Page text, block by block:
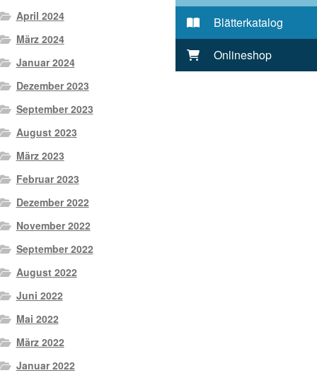
April 2024
März 2024
Januar 2024
Dezember 2023
September 2023
August 2023
März 2023
Februar 2023
Dezember 2022
November 2022
September 2022
August 2022
Juni 2022
Mai 2022
März 2022
Januar 2022
Blätterkatalog
Onlineshop